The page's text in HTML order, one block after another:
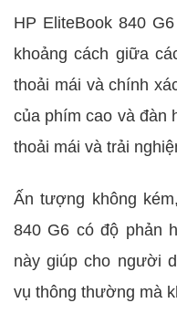
HP EliteBook 840
khoảng cách giữa
thoải mái và chính
của phím cao và đàn
thoải mái và trải
Ấn tượng không
840 G6 có độ phản
này giúp cho người
vụ thông thường mà